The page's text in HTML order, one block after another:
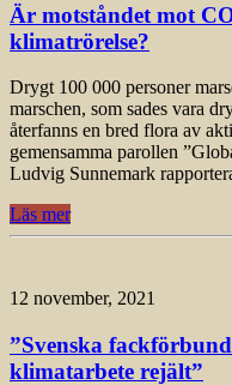
Är motståndet mot
klimatrörelse?
Drygt 100 000 personer
marschen, som sades vara
återfanns en bred flora av
gemensamma parollen
Ludvig Sunnemark
Läs mer
12 november, 2021
”Svenska
klimatarbete rejält”